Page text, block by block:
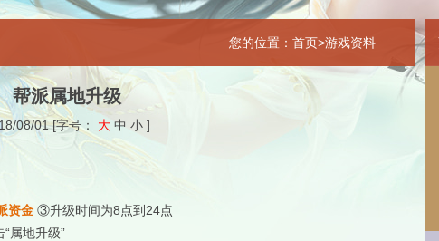
您的位置：首页>游戏资料
帮派属地升级
08/01 [字号： 大 中 小 ]
资金 ③升级时间为8点到24点
属地升级”